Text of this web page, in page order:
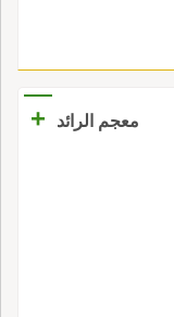
معجم الرائد +